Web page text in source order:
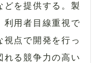
どを提供する。製
利用者目線重視で
視点で開発を行っ
れる競争力の高い